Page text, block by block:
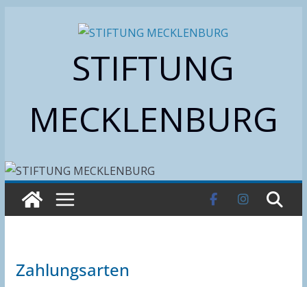
STIFTUNG
MECKLENBURG
Zahlungsarten